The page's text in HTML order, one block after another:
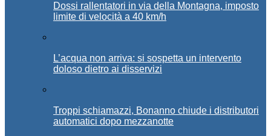
Dossi rallentatori in via della Montagna, imposto
limite di velocità a 40 km/h
L’acqua non arriva: si sospetta un intervento
doloso dietro ai disservizi
Troppi schiamazzi, Bonanno chiude i distributori
automatici dopo mezzanotte